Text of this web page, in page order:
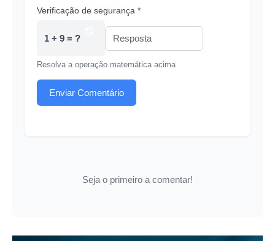
Verificação de segurança *
1 + 9 = ?
Resolva a operação matemática acima
Enviar Comentário
Seja o primeiro a comentar!